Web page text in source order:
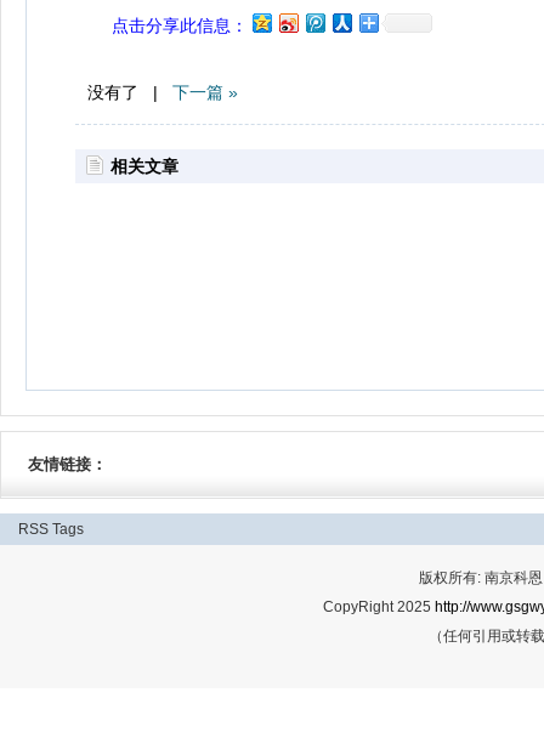
点击分享此信息：
没有了 | 下一篇 »
相关文章
友情链接：
RSS Tags
版权所有: 南京科
CopyRight 2025 http://
（任何引用或转